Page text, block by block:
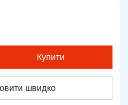
Купити
швидко